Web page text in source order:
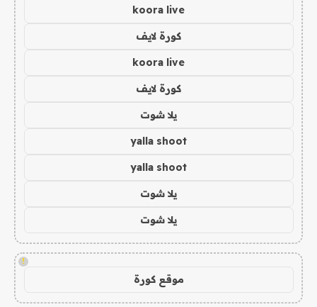
koora live
كورة لايف
koora live
كورة لايف
يلا شوت
yalla shoot
yalla shoot
يلا شوت
يلا شوت
!
موقع كورة